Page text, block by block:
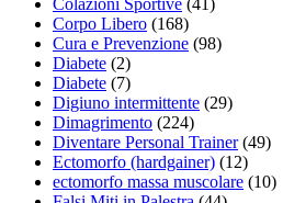
Colazioni Sportive (41)
Corpo Libero (168)
Cura e Prevenzione (98)
Diabete (2)
Diabete (7)
Digiuno intermittente (29)
Dimagrimento (224)
Diventare Personal Trainer(49)
Ectomorfo (hardgainer) (12)
ectomorfo massa muscolare (10)